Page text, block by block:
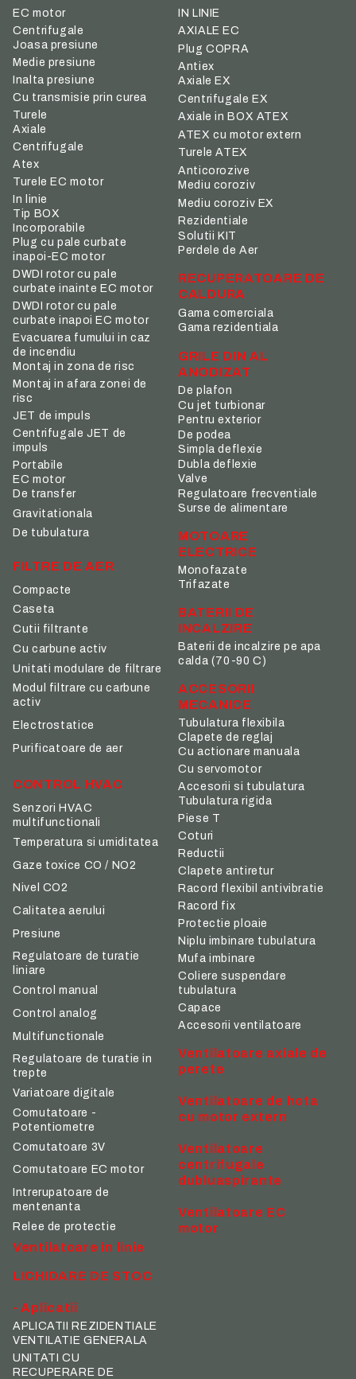
EC motor
Centrifugale
Joasa presiune
Medie presiune
Inalta presiune
Cu transmisie prin curea
Turele
Axiale
Centrifugale
Atex
Turele EC motor
In linie
Tip BOX
Incorporabile
Plug cu pale curbate
inapoi-EC motor
DWDI rotor cu pale
curbate inainte EC motor
DWDI rotor cu pale
curbate inapoi EC motor
Evacuarea fumului in caz
de incendiu
Montaj in zona de risc
Montaj in afara zonei de
risc
JET de impuls
Centrifugale JET de
impuls
Portabile
EC motor
IN LINIE
AXIALE EC
Plug COPRA
Antiex
Axiale EX
Centrifugale EX
Axiale in BOX ATEX
ATEX cu motor extern
Turele ATEX
Anticorozive
Mediu coroziv
Mediu coroziv EX
Rezidentiale
Solutii KIT
Perdele de Aer
RECUPERATOARE DE
CALDURA
Gama comerciala
Gama rezidentiala
GRILE DIN AL
ANODIZAT
De plafon
Cu jet turbionar
Pentru exterior
De podea
Simpla deflexie
Dubla deflexie
Valve
De transfer
Gravitationala
De tubulatura
FILTRE DE AER
Compacte
Caseta
Cutii filtrante
Cu carbune activ
Unitati modulare de filtrare
Modul filtrare cu carbune
activ
Electrostatice
Purificatoare de aer
CONTROL HVAC
Senzori HVAC
multifunctionali
Temperatura si umiditatea
Gaze toxice CO / NO2
Nivel CO2
Calitatea aerului
Presiune
Regulatoare de turatie
liniare
Control manual
Control analog
Multifunctionale
Regulatoare de turatie in
trepte
Variatoare digitale
Comutatoare -
Potentiometre
Comutatoare 3V
Comutatoare EC motor
Intrerupatoare de
mentenanta
Relee de protectie
Regulatoare frecventiale
Surse de alimentare
MOTOARE
ELECTRICE
Monofazate
Trifazate
BATERII DE
INCALZIRE
Baterii de incalzire pe apa
calda (70-90 C)
ACCESORII
MECANICE
Tubulatura flexibila
Clapete de reglaj
Cu actionare manuala
Cu servomotor
Accesorii si tubulatura
Tubulatura rigida
Piese T
Coturi
Reductii
Clapete antiretur
Racord flexibil antivibratie
Racord fix
Protectie ploaie
Niplu imbinare tubulatura
Mufa imbinare
Coliere suspendare
tubulatura
Capace
Accesorii ventilatoare
Ventilatoare axiale de
perete
Ventilatoare de hota
cu motor extern
Ventilatoare
centrifugale
dubluaspirante
Ventilatoare EC
motor
Ventilatoare in linie
LICHIDARE DE STOC
- Aplicatii
APLICATII REZIDENTIALE
VENTILATIE GENERALA
UNITATI CU
RECUPERARE DE